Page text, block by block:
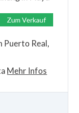
Zum Verkauf
Puerto Real,
Mehr Infos